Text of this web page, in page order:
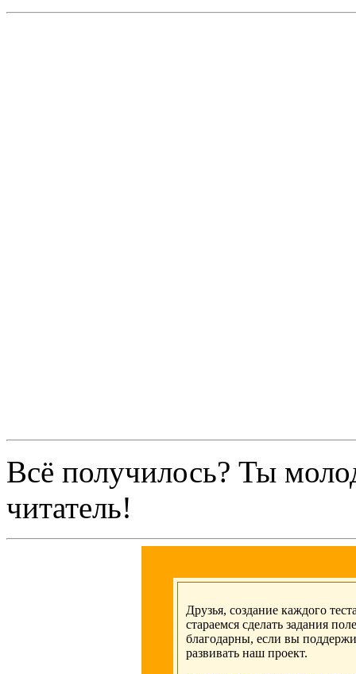
Всё получилось? Ты
читатель!
Друзья, создание каждого
стараемся сделать задания
благодарны, если вы
развивать наш проект.